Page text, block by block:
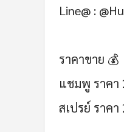
Line@ :
ราคาขาย 💰
แชมพู ราคา
สเปรย์ ราค